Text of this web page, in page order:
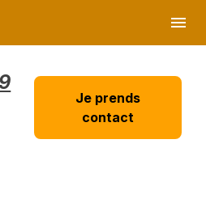
menu
Je prends
contact